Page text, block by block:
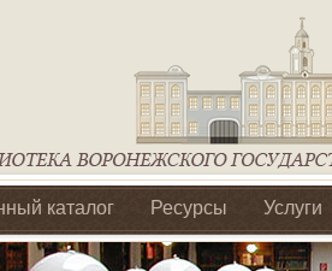
каталог Ресурсы Услуги
отделения Ассоциации